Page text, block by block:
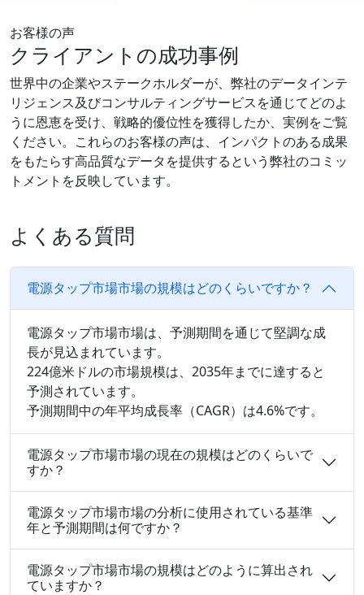
お客様の声
クライアントの成功事例
世界中の企業やステークホルダーが、弊社のデータインテ
リジェンス及びコンサルティングサービスを通じてどのよ
うに恩恵を受け、戦略的優位性を獲得したか、実例をご覧
ください。これらのお客様の声は、インパクトのある成果
をもたらす高品質なデータを提供するという弊社のコミッ
トメントを反映しています。
よくある質問
電源タップ市場市場の規模はどのくらいですか？
電源タップ市場市場は、予測期間を通じて堅調な成
長が見込まれています。
224億米ドルの市場規模は、2035年までに達すると
予測されています。
予測期間中の年平均成長率（CAGR）は4.6%です。
電源タップ市場市場の現在の規模はどのくらいで
すか？
電源タップ市場市場の分析に使用されている基準
年と予測期間は何ですか？
電源タップ市場市場の規模はどのように算出され
ていますか？